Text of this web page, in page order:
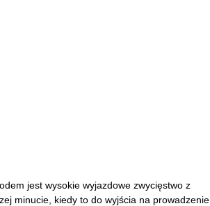
jest wysokie wyjazdowe zwycięstwo z
minucie, kiedy to do wyjścia na prowadzenie